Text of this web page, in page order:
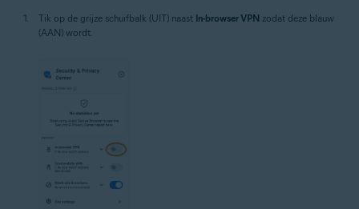
Tik op de grijze schuifbalk (UIT) naast In-browser VPN zodat deze blauw
(AAN) wordt.